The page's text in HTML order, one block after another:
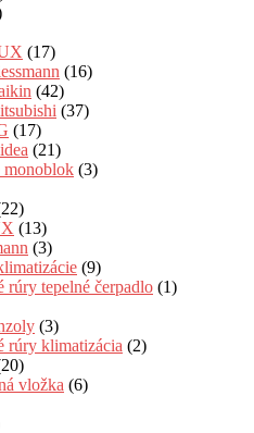
(17)
(16)
(42)
(37)
(17)
(21)
monoblok (3)
(13)
(3)
(9)
rúry tepelné čerpadlo (1)
(3)
rúry klimatizácia (2)
vložka (6)